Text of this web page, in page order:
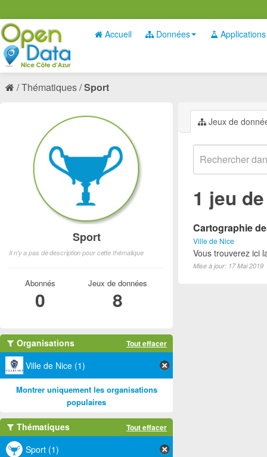
Accueil Données Applications
Thématiques Sport
Jeux de
1 jeu
Cartographie
Ville de Nice
Vous trouverez ici
Mise à jour: 17 Mai 2019
Sport
Il n'y a pas de description pour cette thématique
Abonnés
0
Jeux de données
8
Organisations Tout effacer
Ville de Nice (1)
Montrer uniquement les organisations
populaires
Thématiques Tout effacer
Sport (1)